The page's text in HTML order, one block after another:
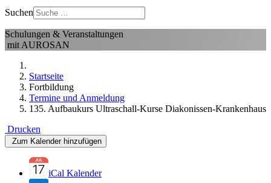
Suchen
Schulungen & Veranstaltungen
mit AUROSAN
Startseite
Fortbildung
Termine und Anmeldung
135. Aufbaukurs Ultraschall-Kurse Diakonissen-Krankenhaus
Drucken
Zum Kalender hinzufügen
iCal Kalender